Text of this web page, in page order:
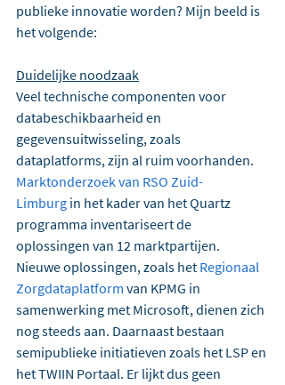
publieke innovatie worden? Mijn beeld is
het volgende:
Duidelijke noodzaak
Veel technische componenten voor
databeschikbaarheid en
gegevensuitwisseling, zoals
dataplatforms, zijn al ruim voorhanden.
Marktonderzoek van RSO Zuid-
Limburg in het kader van het Quartz
programma inventariseert de
oplossingen van 12 marktpartijen.
Nieuwe oplossingen, zoals het Regionaal
Zorgdataplatform van KPMG in
samenwerking met Microsoft, dienen zich
nog steeds aan. Daarnaast bestaan
semipublieke initiatieven zoals het LSP en
het TWIIN Portaal. Er lijkt dus geen